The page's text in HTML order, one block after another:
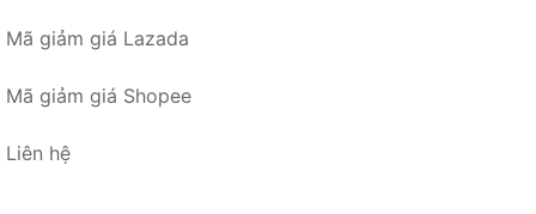
Mã giảm giá Lazada
Mã giảm giá Shopee
Liên hệ